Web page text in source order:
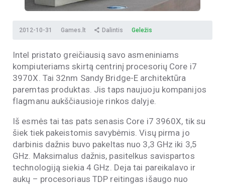
2012-10-31 Games.lt Dalintis Geležis
Intel pristato greičiausią savo asmeniniams
kompiuteriams skirtą centrinį procesorių Core i7
3970X. Tai 32nm Sandy Bridge-E architektūra
paremtas produktas. Jis taps naujuoju kompanijos
flagmanu aukščiausioje rinkos dalyje.
Iš esmės tai tas pats senasis Core i7 3960X, tik su
šiek tiek pakeistomis savybėmis. Visų pirma jo
darbinis dažnis buvo pakeltas nuo 3,3 GHz iki 3,5
GHz. Maksimalus dažnis, pasitelkus savispartos
technologiją siekia 4 GHz. Deja tai pareikalavo ir
aukų – procesoriaus TDP reitingas išaugo nuo